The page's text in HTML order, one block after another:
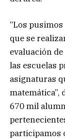
“Los
que se
evaluación
las escuelas
asignaturas
matemática”,
670 mil
participamos